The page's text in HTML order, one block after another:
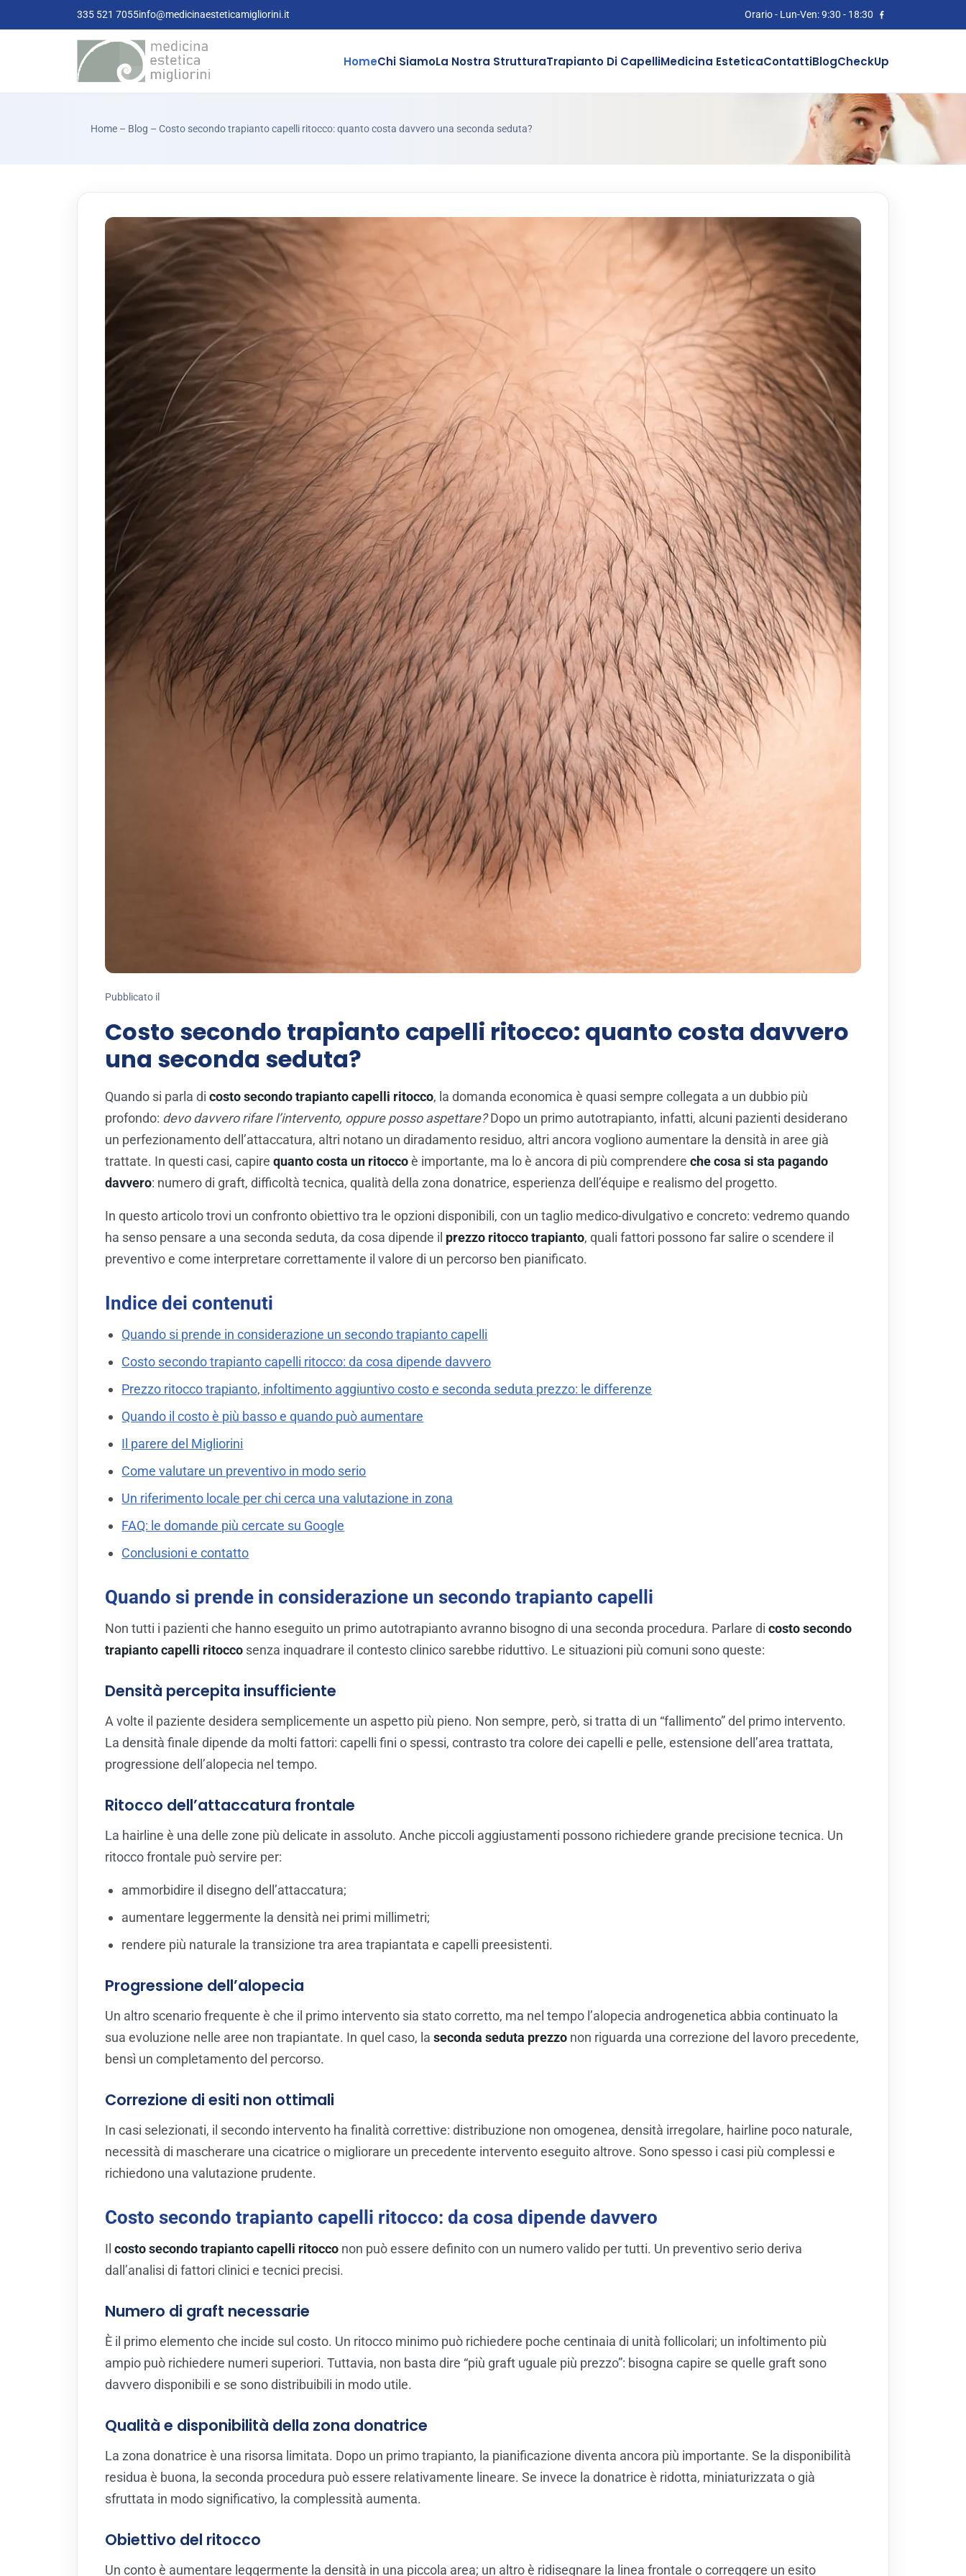
335 521 7055info@medicinaesteticamigliorini.it Orario - Lun-Ven: 9:30 - 18:30
HomeChi SiamoLa Nostra StrutturaTrapianto Di CapelliMedicina EsteticaContattiBlogCheckUp
Home – Blog – Costo secondo trapianto capelli ritocco: quanto costa davvero una seconda seduta?
Pubblicato il
Costo secondo trapianto capelli ritocco: quanto costa davvero
una seconda seduta?
Quando si parla di costo secondo trapianto capelli ritocco, la domanda economica è quasi sempre collegata a un dubbio più
profondo: devo davvero rifare l’intervento, oppure posso aspettare?Dopo un primo autotrapianto, infatti, alcuni pazienti desiderano
un perfezionamento dell’attaccatura, altri notano un diradamento residuo, altri ancora vogliono aumentare la densità in aree già
trattate. In questi casi, capire quanto costa un ritoccoè importante, ma lo è ancora di più comprendere che cosa si sta pagando
davvero: numero di graft, difficoltà tecnica, qualità della zona donatrice, esperienza dell’équipe e realismo del progetto.
In questo articolo trovi un confronto obiettivo tra le opzioni disponibili, con un taglio medico-divulgativo e concreto: vedremo quando
ha senso pensare a una seconda seduta, da cosa dipende il prezzo ritocco trapianto, quali fattori possono far salire o scendere il
preventivo e come interpretare correttamente il valore di un percorso ben pianificato.
Indice dei contenuti
Quando si prende in considerazione un secondo trapianto capelli
Costo secondo trapianto capelli ritocco: da cosa dipende davvero
Prezzo ritocco trapianto, infoltimento aggiuntivo costo e seconda seduta prezzo: le differenze
Quando il costo è più basso e quando può aumentare
Il parere del Migliorini
Come valutare un preventivo in modo serio
Un riferimento locale per chi cerca una valutazione in zona
FAQ: le domande più cercate su Google
Conclusioni e contatto
Quando si prende in considerazione un secondo trapianto capelli
Non tutti i pazienti che hanno eseguito un primo autotrapianto avranno bisogno di una seconda procedura. Parlare di costo secondo
trapianto capelli ritocco senza inquadrare il contesto clinico sarebbe riduttivo. Le situazioni più comuni sono queste:
Densità percepita insufficiente
A volte il paziente desidera semplicemente un aspetto più pieno. Non sempre, però, si tratta di un “fallimento” del primo intervento.
La densità finale dipende da molti fattori: capelli fini o spessi, contrasto tra colore dei capelli e pelle, estensione dell’area trattata,
progressione dell’alopecia nel tempo.
Ritocco dell’attaccatura frontale
La hairline è una delle zone più delicate in assoluto. Anche piccoli aggiustamenti possono richiedere grande precisione tecnica. Un
ritocco frontale può servire per:
ammorbidire il disegno dell’attaccatura;
aumentare leggermente la densità nei primi millimetri;
rendere più naturale la transizione tra area trapiantata e capelli preesistenti.
Progressione dell’alopecia
Un altro scenario frequente è che il primo intervento sia stato corretto, ma nel tempo l’alopecia androgenetica abbia continuato la
sua evoluzione nelle aree non trapiantate. In quel caso, la seconda seduta prezzo non riguarda una correzione del lavoro precedente,
bensì un completamento del percorso.
Correzione di esiti non ottimali
In casi selezionati, il secondo intervento ha finalità correttive: distribuzione non omogenea, densità irregolare, hairline poco naturale,
necessità di mascherare una cicatrice o migliorare un precedente intervento eseguito altrove. Sono spesso i casi più complessi e
richiedono una valutazione prudente.
Costo secondo trapianto capelli ritocco: da cosa dipende davvero
Il costo secondo trapianto capelli ritocco non può essere definito con un numero valido per tutti. Un preventivo serio deriva
dall’analisi di fattori clinici e tecnici precisi.
Numero di graft necessarie
È il primo elemento che incide sul costo. Un ritocco minimo può richiedere poche centinaia di unità follicolari; un infoltimento più
ampio può richiedere numeri superiori. Tuttavia, non basta dire “più graft uguale più prezzo”: bisogna capire se quelle graft sono
davvero disponibili e se sono distribuibili in modo utile.
Qualità e disponibilità della zona donatrice
La zona donatrice è una risorsa limitata. Dopo un primo trapianto, la pianificazione diventa ancora più importante. Se la disponibilità
residua è buona, la seconda procedura può essere relativamente lineare. Se invece la donatrice è ridotta, miniaturizzata o già
sfruttata in modo significativo, la complessità aumenta.
Obiettivo del ritocco
Un conto è aumentare leggermente la densità in una piccola area; un altro è ridisegnare la linea frontale o correggere un esito